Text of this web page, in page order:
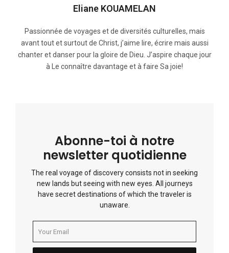
Eliane KOUAMELAN
Passionnée de voyages et de diversités culturelles, mais
avant tout et surtout de Christ, j’aime lire, écrire mais aussi
chanter et danser pour la gloire de Dieu. J’aspire chaque jour
à Le connaître davantage et à faire Sa joie!
Abonne-toi à notre
newsletter quotidienne
The real voyage of discovery consists not in seeking
new lands but seeing with new eyes. All journeys
have secret destinations of which the traveler is
unaware.